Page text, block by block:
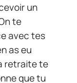
un
te
avec tes
as eu
retraite te
que tu